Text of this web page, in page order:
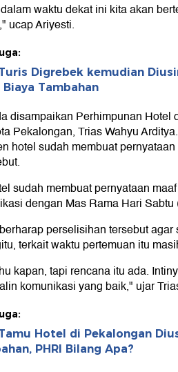
waktu dekat ini kita akan
ucap Ariyesti.
Digrebek kemudian
Biaya Tambahan
disampaikan Perhimpunan Hotel
Pekalongan, Trias Wahyu
hotel sudah membuat
sudah membuat pernyataan
dengan Mas Rama Hari Sabtu
perselisihan tersebut
terkait waktu pertemuan itu
kapan, tapi rencana itu ada.
komunikasi yang baik," ujar
Hotel di Pekalongan
PHRI Bilang Apa?